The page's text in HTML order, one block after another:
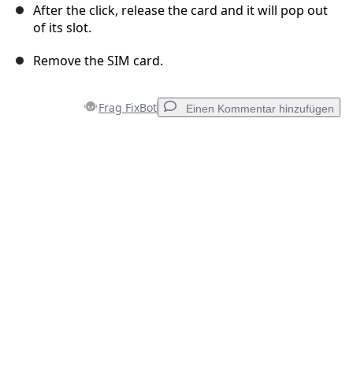
After the click, release the card and it will pop out
of its slot.
Remove the SIM card.
Frag FixBot Einen Kommentar hinzufügen